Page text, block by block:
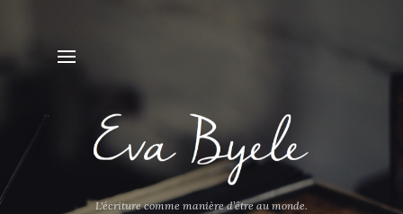
L'écriture comme manière d’être au monde.